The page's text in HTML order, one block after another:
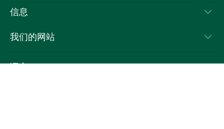
隐私
Cookie 通知
目的地
新南威尔士州公路旅行
活动
信息
旅行信息
我们的网站
语言